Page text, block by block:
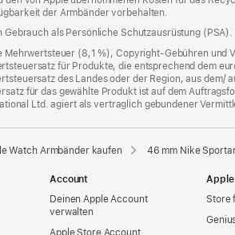
der Armbänder vorbehalten.
Gebrauch als Persönliche Schutzausrüstung (PSA).
Mehrwertsteuer (8,1 %), Copyright-Gebühren
für Produkte, die entsprechend dem
des Landes oder der Region, aus
für das gewählte Produkt ist auf dem
Ltd. agiert als vertraglich gebundener
Watch Armbänder kaufen 46 mm Nike
Account
Deinen Apple Account
verwalten
Apple Store Account
Store